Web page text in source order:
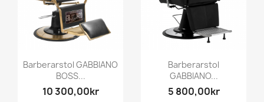
Barberarstol GABBIANO
BOSS...
10 300,00kr
Barberarstol
GABBIANO...
5 800,00kr